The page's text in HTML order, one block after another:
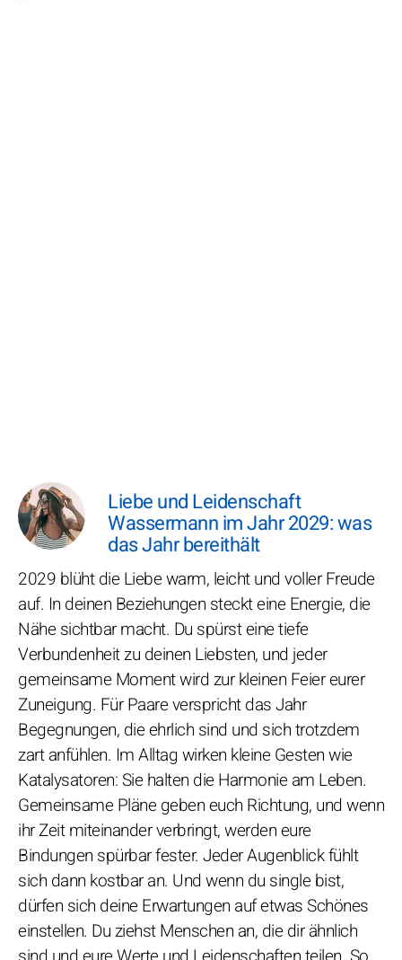
Liebe und Leidenschaft
Wassermann im Jahr 2029: was
das Jahr bereithält
2029 blüht die Liebe warm, leicht und voller Freude
auf. In deinen Beziehungen steckt eine Energie, die
Nähe sichtbar macht. Du spürst eine tiefe
Verbundenheit zu deinen Liebsten, und jeder
gemeinsame Moment wird zur kleinen Feier eurer
Zuneigung. Für Paare verspricht das Jahr
Begegnungen, die ehrlich sind und sich trotzdem
zart anfühlen. Im Alltag wirken kleine Gesten wie
Katalysatoren: Sie halten die Harmonie am Leben.
Gemeinsame Pläne geben euch Richtung, und wenn
ihr Zeit miteinander verbringt, werden eure
Bindungen spürbar fester. Jeder Augenblick fühlt
sich dann kostbar an. Und wenn du single bist,
dürfen sich deine Erwartungen auf etwas Schönes
einstellen. Du ziehst Menschen an, die dir ähnlich